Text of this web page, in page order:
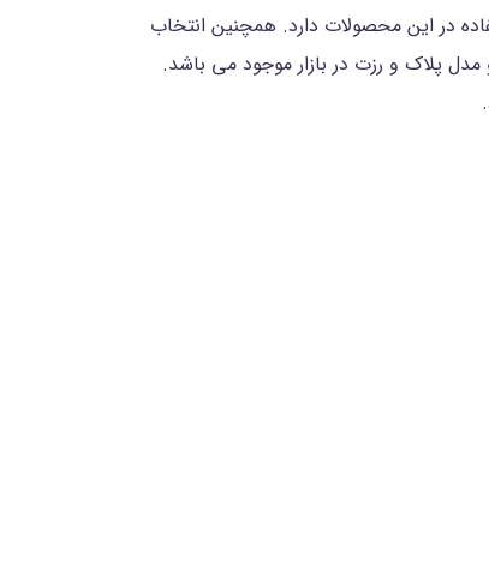
در این محصولات دارد. همچنین انتخاب
پلاک و رزت در بازار موجود می باشد.